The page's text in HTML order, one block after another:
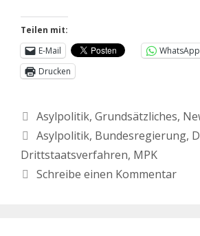
Teilen mit:
E-Mail
WhatsApp
Drucken
Asylpolitik, Grundsätzliches,
Asylpolitik, Bundesregierung,
Drittstaatsverfahren, MPK
Schreibe einen Kommentar